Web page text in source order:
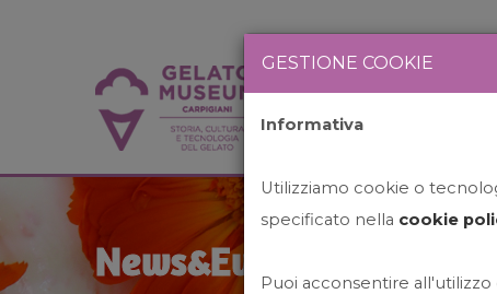
News&Events
GESTIONE COOKIE
Informativa
Utilizziamo cookie o
specificato nella cookie
Puoi acconsentire